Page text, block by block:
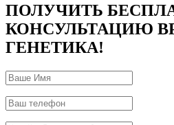
ПОЛУЧИТЬ
КОНСУЛЬТАЦИЮ
ГЕНЕТИКА!